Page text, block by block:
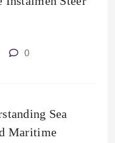
0
Sea
Maritime